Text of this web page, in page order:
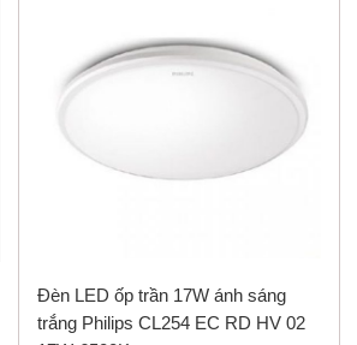
Đèn LED ốp trần 17W ánh sáng
trắng Philips CL254 EC RD HV 02